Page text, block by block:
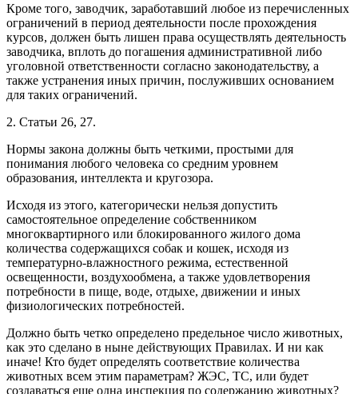
Кроме того, заводчик, заработавший любое из перечисленных
ограничений в период деятельности после прохождения
курсов, должен быть лишен права осуществлять деятельность
заводчика, вплоть до погашения административной либо
уголовной ответственности согласно законодательству, а
также устранения иных причин, послуживших основанием
для таких ограничений.
2. Статьи 26, 27.
Нормы закона должны быть четкими, простыми для
понимания любого человека со средним уровнем
образования, интеллекта и кругозора.
Исходя из этого, категорически нельзя допустить
самостоятельное определение собственником
многоквартирного или блокированного жилого дома
количества содержащихся собак и кошек, исходя из
температурно-влажностного режима, естественной
освещенности, воздухообмена, а также удовлетворения
потребности в пище, воде, отдыхе, движении и иных
физиологических потребностей.
Должно быть четко определено предельное число животных,
как это сделано в ныне действующих Правилах. И ни как
иначе! Кто будет определять соответствие количества
животных всем этим параметрам? ЖЭС, ТС, или будет
создаваться еще одна инспекция по содержанию животных?